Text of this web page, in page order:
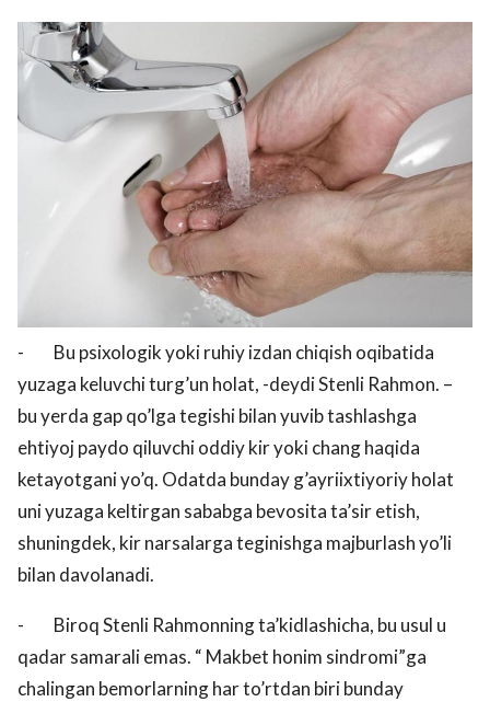
- Bu psixologik yoki ruhiy izdan chiqish oqibatida
yuzaga keluvchi turg’un holat, -deydi Stenli Rahmon. –
bu yerda gap qo’lga tegishi bilan yuvib tashlashga
ehtiyoj paydo qiluvchi oddiy kir yoki chang haqida
ketayotgani yo’q. Odatda bunday g’ayriixtiyoriy holat
uni yuzaga keltirgan sababga bevosita ta’sir etish,
shuningdek, kir narsalarga teginishga majburlash yo’li
bilan davolanadi.
- Biroq Stenli Rahmonning ta’kidlashicha, bu usul u
qadar samarali emas. “ Makbet honim sindromi”ga
chalingan bemorlarning har to’rtdan biri bunday